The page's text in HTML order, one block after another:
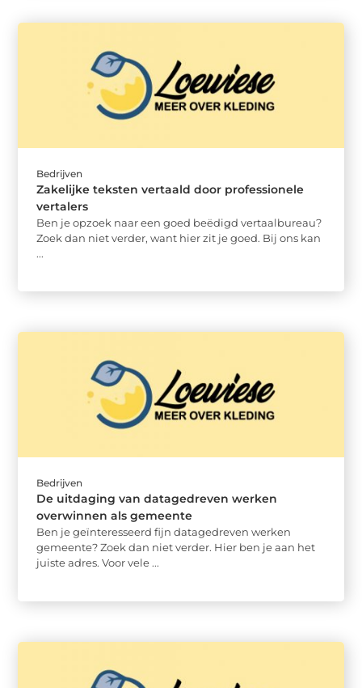
Bedrijven
Zakelijke teksten vertaald door professionele
vertalers
Ben je opzoek naar een goed beëdigd vertaalbureau?
Zoek dan niet verder, want hier zit je goed. Bij ons kan
...
Bedrijven
De uitdaging van datagedreven werken
overwinnen als gemeente
Ben je geïnteresseerd fijn datagedreven werken
gemeente? Zoek dan niet verder. Hier ben je aan het
juiste adres. Voor vele ...